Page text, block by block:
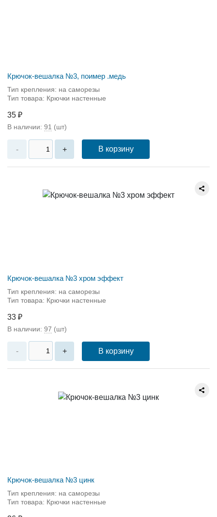
Крючок-вешалка №3, поимер .медь
Тип крепления: на саморезы
Тип товара: Крючки настенные
35 ₽
В наличии: 91 (шт)
- + В корзину
Крючок-вешалка №3 хром эффект
Тип крепления: на саморезы
Тип товара: Крючки настенные
33 ₽
В наличии: 97 (шт)
- + В корзину
Крючок-вешалка №3 цинк
Тип крепления: на саморезы
Тип товара: Крючки настенные